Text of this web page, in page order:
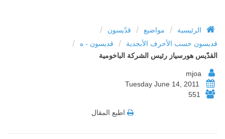
الرئيسية / مواضيع / قدّيسون /
قديسون حسب الأحرف الأبجدية / قديسون - ه /
القدّيس هورسياز رئيس الشركة الباخومية
551
اطبع المقال